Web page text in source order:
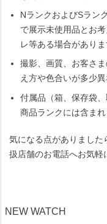
NランクおよびSラン
で展示未使用品とお
レ等ある場合がありま
撮影、画質、お客さ
え方や色合いが多少
付属品（箱、保存袋
商品ランクには含まれ
気になる点がありました
扱店舗のお電話へお気軽
NEW WATCH